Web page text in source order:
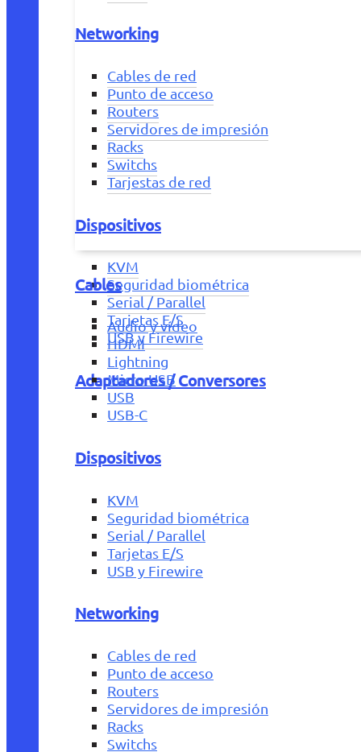
Networking
Cables de red
Punto de acceso
Routers
Servidores de impresión
Racks
Switchs
Tarjestas de red
Dispositivos
KVM
Seguridad biométrica
Serial / Parallel
Tarjetas E/S
USB y Firewire
Adaptadores / Conversores
Cables
Audio y vídeo
HDMI
Lightning
Micro USB
USB
USB-C
Dispositivos
KVM
Seguridad biométrica
Serial / Parallel
Tarjetas E/S
USB y Firewire
Networking
Cables de red
Punto de acceso
Routers
Servidores de impresión
Racks
Switchs